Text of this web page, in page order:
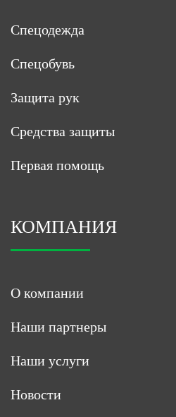
Спецодежда
Спецобувь
Защита рук
Средства защиты
Первая помощь
КОМПАНИЯ
О компании
Наши партнеры
Наши услуги
Новости